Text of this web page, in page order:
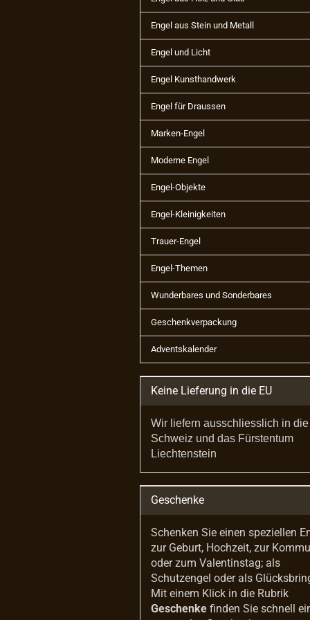
Engel aus Stein und Metall
Engel und Licht
Engel Kunsthandwerk
Engel für Draussen
Marken-Engel
Moderne Engel
Engel-Objekte
Engel-Kleinigkeiten
Trauer-Engel
Engel-Themen
Wunderbares und Sonderbares
Geschenkverpackung
Adventskalender
Keine Lieferung in die EU
Wir liefern ausschliesslich in die
Schweiz und das Fürstentum
Liechtenstein
Geschenke
Schenken Sie einen speziellen
zur Geburt, Hochzeit, zur
oder zum Valentinstag; als
Schutzengel oder als
Mit einem Klick in die Rubrik
Geschenke finden Sie schnell